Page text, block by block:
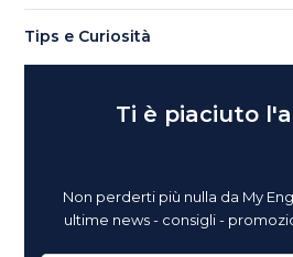
Tips e Curiosità
Ti è piaciuto
Non perderti più nulla da My
ultime news - consigli -